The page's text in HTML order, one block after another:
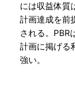
には収益体質
計画達成を前
される。PBR
計画に掲げる
強い。